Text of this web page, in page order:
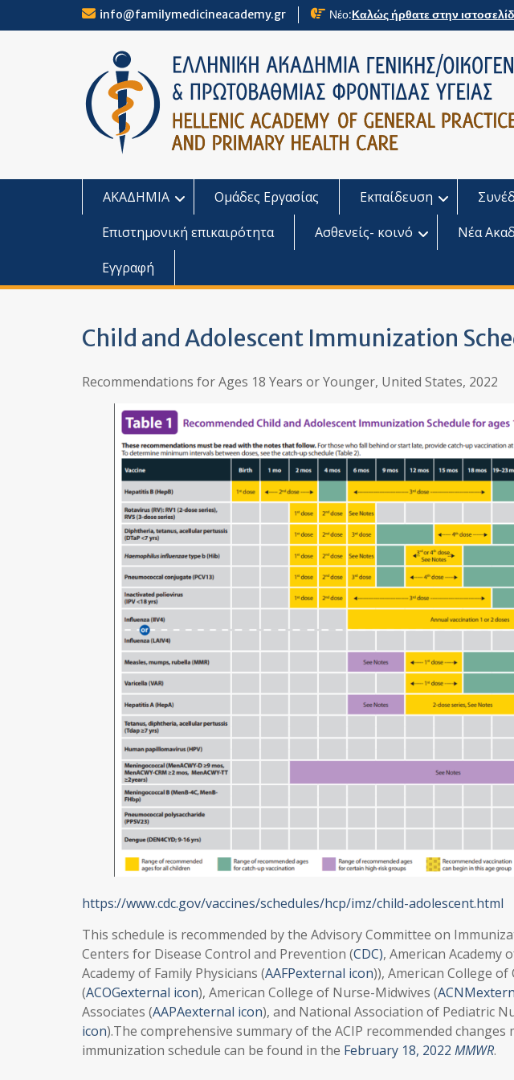
info@familymedicineacademy.gr Νέο:Καλώς ήρθατε στην
ΑΚΑΔΗΜΙΑ Ομάδες Εργασίας Εκπαίδευση
Επιστημονική επικαιρότητα
Ασθενείς- κοινό Νέα
Εγγραφή
Child and Adolescent Immunization
Recommendations for Ages 18 Years or Younger, United States, 2022
https://www.cdc.gov/vaccines/schedules/hcp/imz/child-adolescent.html
This schedule is recommended by the Advisory Committee on
Centers for Disease Control and Prevention (CDC), American Academy
Academy of Family Physicians (AAFPexternal icon)), American College
(ACOGexternal icon), American College of Nurse-Midwives (
Associates (AAPAexternal icon), and National Association of Pediatric
icon).The comprehensive summary of the ACIP recommended changes
immunization schedule can be found in the February 18, 2022 MMWR.